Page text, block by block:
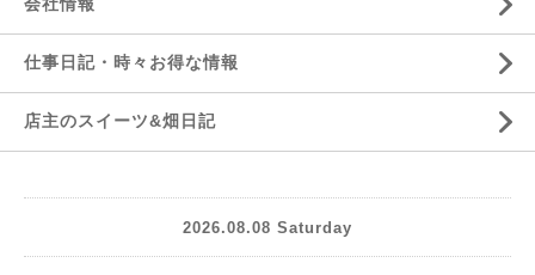
仕事日記・時々お得な情報
店主のスイーツ&畑日記
2026.08.08 Saturday